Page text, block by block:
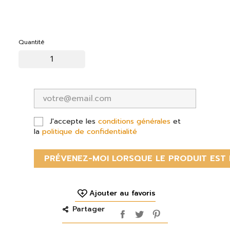
Quantité
J'accepte les conditions générales et
la politique de confidentialité
PRÉVENEZ-MOI LORSQUE LE PRODUIT EST
Ajouter au favoris
Partager